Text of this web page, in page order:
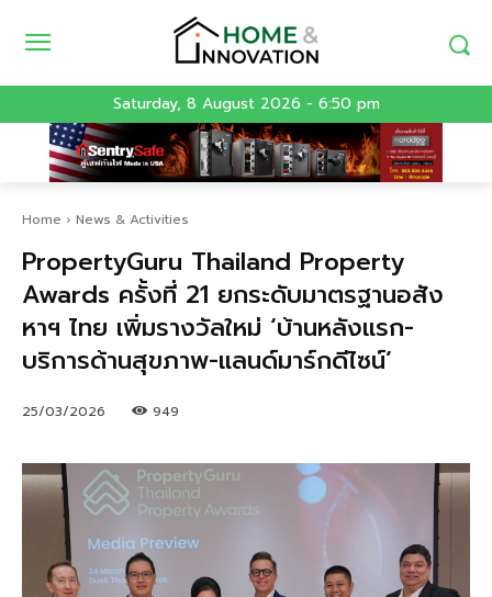
Saturday, 8 August 2026 - 6:50 pm
Home News & Activities
PropertyGuru Thailand Property
Awards ครั้งที่ 21 ยกระดับมาตรฐานอสัง
หาฯ ไทย เพิ่มรางวัลใหม่ ‘บ้านหลังแรก-
บริการด้านสุขภาพ-แลนด์มาร์กดีไซน์’
25/03/2026 949